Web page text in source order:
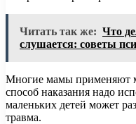
Читать так же: Что
слушается: советы
Многие мамы применяют
способ наказания надо
маленьких детей может
травма.